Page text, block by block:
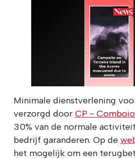
Minimale dienstverlening
verzorgd door CP -
30% van de normale
bedrijf garanderen. Op de
het mogelijk om een